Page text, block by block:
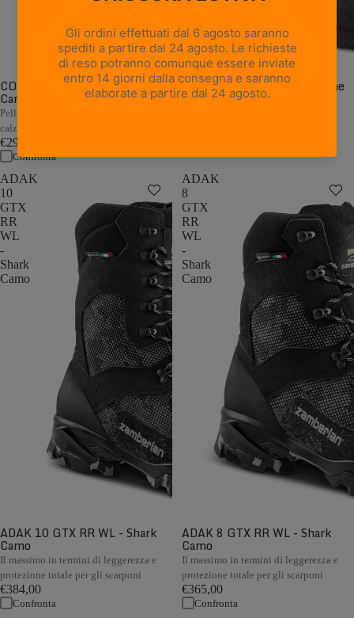
CORMONS NBK GTX WL -
Camouflage
Pelle Nubuck camo con flex morbido e
calzata a pianta larga
€299,00
Confronta
CORMONS GTX WL - Marrone
Scuro/Arancio
ADAK
10
GTX
RR
WL
-
Shark
Camo
ADAK 10 GTX RR WL - Shark
Camo
Il massimo in termini di leggerezza e
protezione totale per gli scarponi
€384,00
Confronta
ADAK
8
GTX
RR
WL
-
Shark
Camo
ADAK 8 GTX RR WL - Shark
Camo
Il massimo in termini di leggerezza e
protezione totale per gli scarponi
€365,00
Confronta